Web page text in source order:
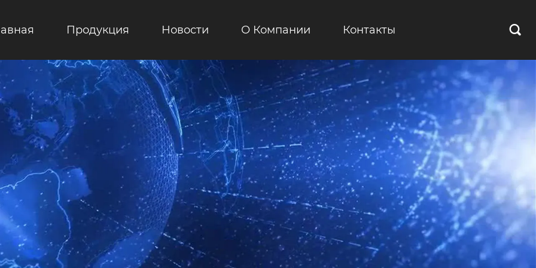
Продукция Новости О Компании Контакты 